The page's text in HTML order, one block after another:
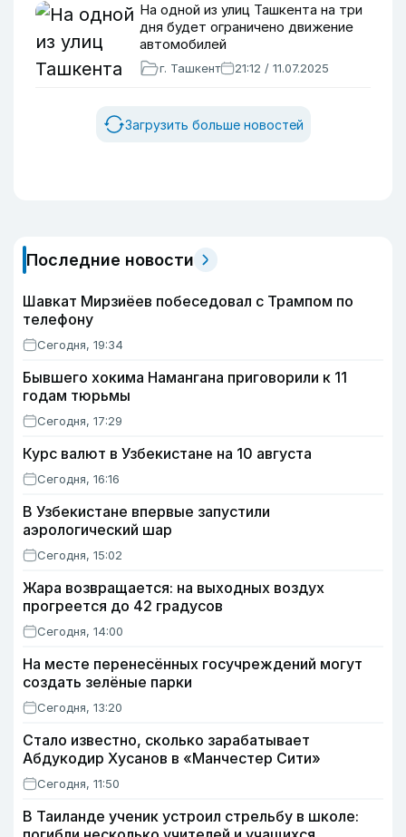
На одной из улиц Ташкента на три
дня будет ограничено движение
автомобилей
г. Ташкент 21:12 / 11.07.2025
Загрузить больше новостей
Последние новости
Шавкат Мирзиёев побеседовал с Трампом по
телефону
Сегодня, 19:34
Бывшего хокима Намангана приговорили к 11
годам тюрьмы
Сегодня, 17:29
Курс валют в Узбекистане на 10 августа
Сегодня, 16:16
В Узбекистане впервые запустили
аэрологический шар
Сегодня, 15:02
Жара возвращается: на выходных воздух
прогреется до 42 градусов
Сегодня, 14:00
На месте перенесённых госучреждений могут
создать зелёные парки
Сегодня, 13:20
Стало известно, сколько зарабатывает
Абдукодир Хусанов в «Манчестер Сити»
Сегодня, 11:50
В Таиланде ученик устроил стрельбу в школе: